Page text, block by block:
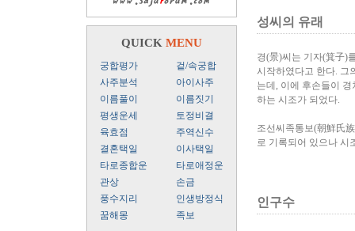
QUICK MENU
궁합평가
겉/속궁합
사주분석
아이사주
이름풀이
이름짓기
평생운세
토정비결
육효점
주역신수
결혼택일
이사택일
타로종합운
타로애정운
관상
손금
풍수지리
인생방정식
꿈해몽
족보
성씨의 유래
경(景)씨는 기자(箕子)
시작하였다고 한다. 그
는데, 이에 후손들이
하는 시조가 되었다.
조선씨족통보(朝鮮氏
로 기록되어 있으나 시
인구수